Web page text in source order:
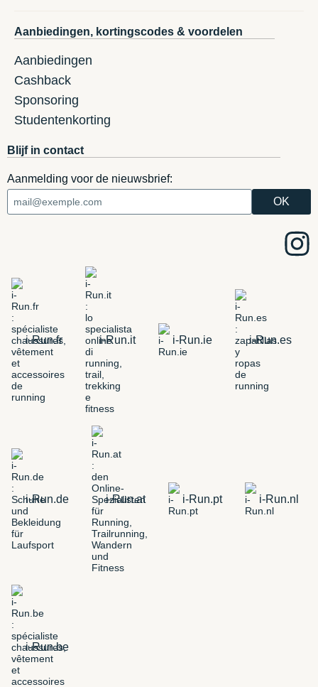
Aanbiedingen, kortingscodes & voordelen
Aanbiedingen
Cashback
Sponsoring
Studentenkorting
Blijf in contact
Aanmelding voor de nieuwsbrief:
i-Run.fr i-Run.it i-Run.ie i-Run.es
i-Run.de i-Run.at i-Run.pt i-Run.nl
i-Run.be